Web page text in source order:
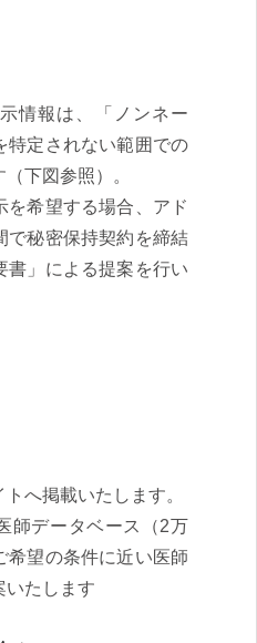
情報は、「ノンネー
特定されない範囲での
下図参照）。
を希望する場合、アド
で秘密保持契約を締結
書」による提案を行い
へ掲載いたします。
師データベース（2万
希望の条件に近い医師
いたします